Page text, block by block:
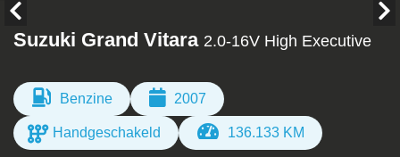
Suzuki Grand Vitara 2.0-16V High Executive
Benzine 2007
Handgeschakeld 136.133 KM